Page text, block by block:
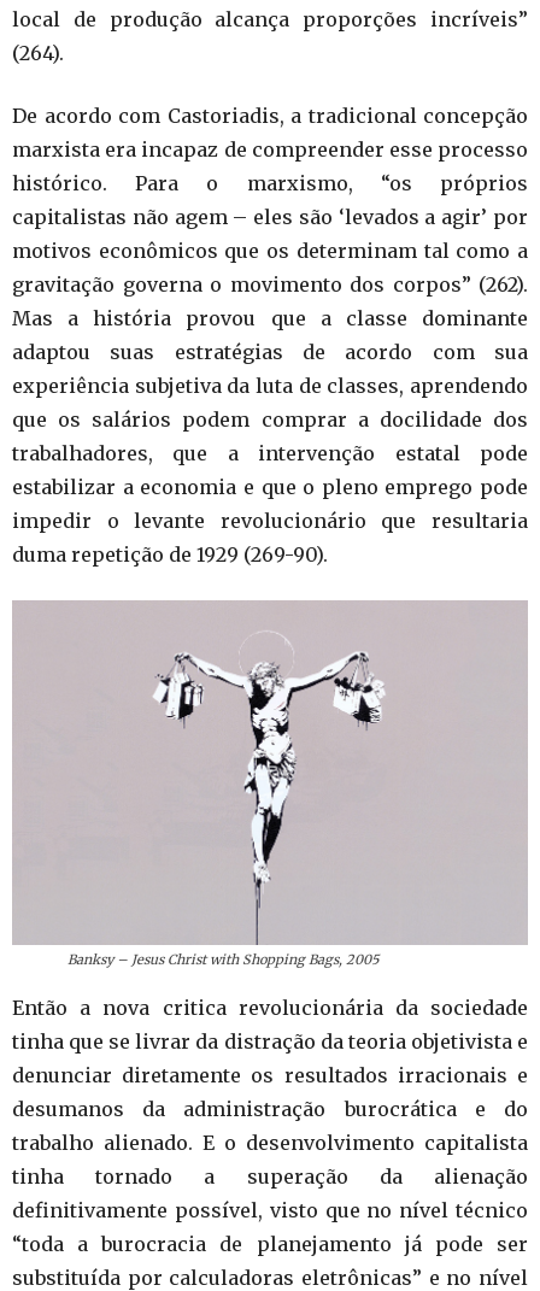
local de produção alcança proporções incríveis”
(264).
De acordo com Castoriadis, a tradicional concepção
marxista era incapaz de compreender esse processo
histórico. Para o marxismo, “os próprios
capitalistas não agem – eles são ‘levados a agir’ por
motivos econômicos que os determinam tal como a
gravitação governa o movimento dos corpos” (262).
Mas a história provou que a classe dominante
adaptou suas estratégias de acordo com sua
experiência subjetiva da luta de classes, aprendendo
que os salários podem comprar a docilidade dos
trabalhadores, que a intervenção estatal pode
estabilizar a economia e que o pleno emprego pode
impedir o levante revolucionário que resultaria
duma repetição de 1929 (269-90).
Banksy – Jesus Christ with Shopping Bags, 2005
Então a nova critica revolucionária da sociedade
tinha que se livrar da distração da teoria objetivista e
denunciar diretamente os resultados irracionais e
desumanos da administração burocrática e do
trabalho alienado. E o desenvolvimento capitalista
tinha tornado a superação da alienação
definitivamente possível, visto que no nível técnico
“toda a burocracia de planejamento já pode ser
substituída por calculadoras eletrônicas” e no nível